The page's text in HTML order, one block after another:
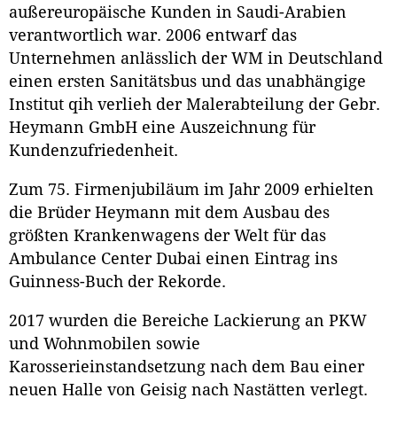
außereuropäische Kunden in Saudi-Arabien
verantwortlich war. 2006 entwarf das
Unternehmen anlässlich der WM in Deutschland
einen ersten Sanitätsbus und das unabhängige
Institut qih verlieh der Malerabteilung der Gebr.
Heymann GmbH eine Auszeichnung für
Kundenzufriedenheit.
Zum 75. Firmenjubiläum im Jahr 2009 erhielten
die Brüder Heymann mit dem Ausbau des
größten Krankenwagens der Welt für das
Ambulance Center Dubai einen Eintrag ins
Guinness-Buch der Rekorde.
2017 wurden die Bereiche Lackierung an PKW
und Wohnmobilen sowie
Karosserieinstandsetzung nach dem Bau einer
neuen Halle von Geisig nach Nastätten verlegt.